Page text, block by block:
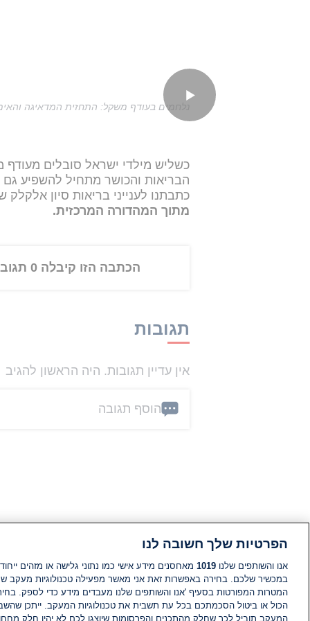
נלחמים בעודף משקל: התחזית המדאיגה
כשליש מילדי ישראל סובלים
הבריאות והכושר מתחיל להשפיע גם
כתבתנו לענייני בריאות סיון
מתוך המהדורה המרכזית.
הכתבה הזו קיבלה 0 תגובות
תגובות
אין עדיין תגובות. היה הראשון להגיב
הוסף תגובה
הפרטיות שלך חשובה לנו
אנו והשותפים שלנו 1019 מאחסנים מידע אישי כמו נתוני גלישה או מזהים
במכשיר שלכם. בחירה באפשרות זאת אני מאשר מפעילה טכנולוגיות מעקב
המטרות המפורטות בסעיף 'אנו והשותפים שלנו מעבדים מידע כדי לספק.
הכול או ביטול הסכמתכם בכל עת תשבית את טכנולוגיות המעקב. ייתכן
המעקב תוביל לכך שחלק מהתכנים והפרסומות שיוצגו לכם לא יהיו חלק